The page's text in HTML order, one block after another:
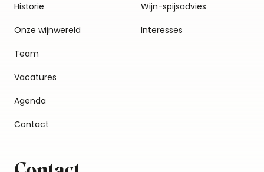
Historie
Onze wijnwereld
Team
Vacatures
Agenda
Contact
Wijn-spijsadvies
Interesses